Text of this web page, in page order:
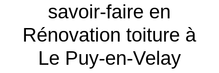
savoir-faire en
Rénovation toiture à
Le Puy-en-Velay